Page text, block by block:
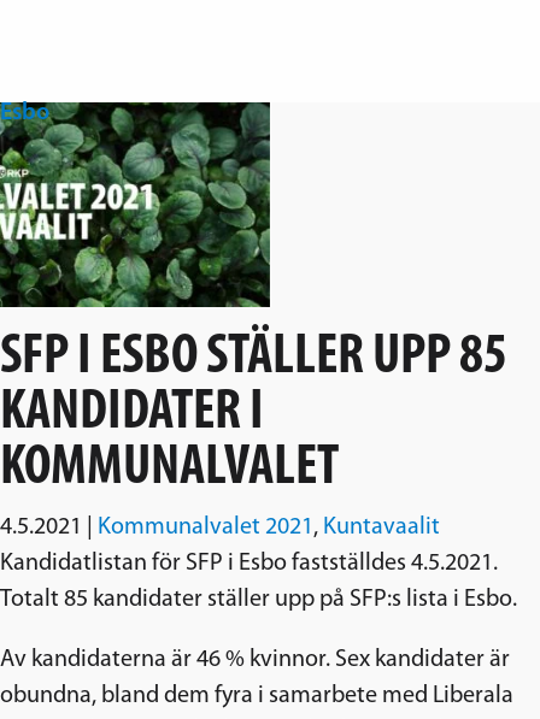
Svenska folkpartiet i Esbo
Esbo
SFP I ESBO STÄLLER UPP 85
KANDIDATER I
KOMMUNALVALET
4.5.2021 Kommunalvalet 2021 , Kuntavaalit
Kandidatlistan för SFP i Esbo fastställdes 4.5.2021.
Totalt 85 kandidater ställer upp på SFP:s lista i Esbo.
Av kandidaterna är 46 % kvinnor. Sex kandidater är
obundna, bland dem fyra i samarbete med Liberala